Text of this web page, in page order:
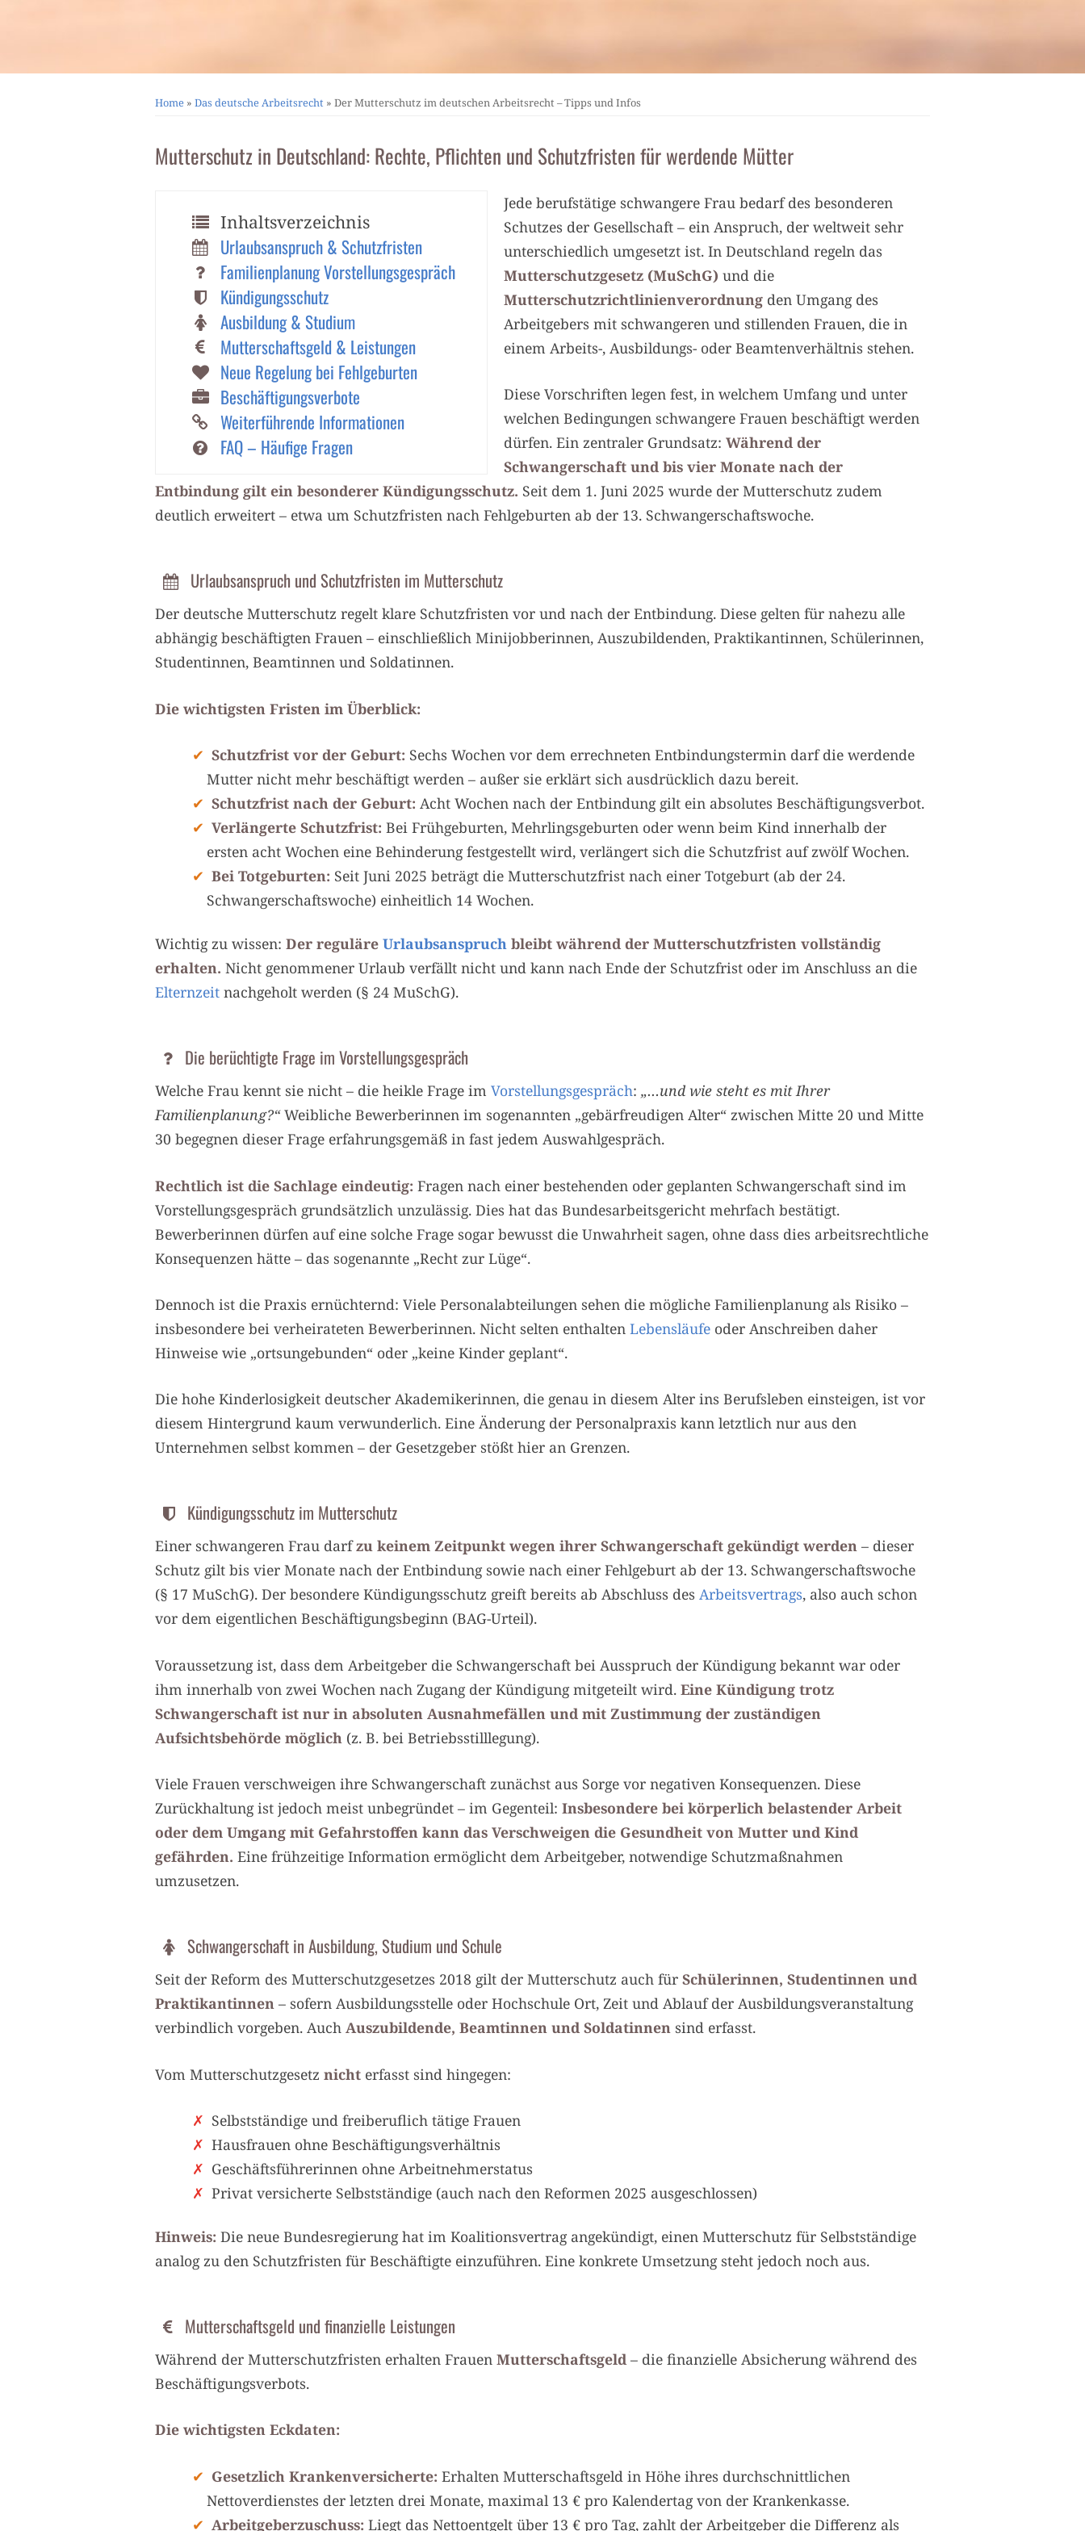
Home » Das deutsche Arbeitsrecht » Der Mutterschutz im deutschen Arbeitsrecht – Tipps und Infos
Mutterschutz in Deutschland: Rechte, Pflichten und Schutzfristen für werdende Mütter
Inhaltsverzeichnis
Urlaubsanspruch & Schutzfristen
Familienplanung Vorstellungsgespräch
Kündigungsschutz
Ausbildung & Studium
Mutterschaftsgeld & Leistungen
Neue Regelung bei Fehlgeburten
Beschäftigungsverbote
Weiterführende Informationen
FAQ – Häufige Fragen
Jede berufstätige schwangere Frau bedarf des besonderen
Schutzes der Gesellschaft – ein Anspruch, der weltweit sehr
unterschiedlich umgesetzt ist. In Deutschland regeln das
Mutterschutzgesetz (MuSchG) und die
Mutterschutzrichtlinienverordnung den Umgang des
Arbeitgebers mit schwangeren und stillenden Frauen, die in
einem Arbeits-, Ausbildungs- oder Beamtenverhältnis stehen.
Diese Vorschriften legen fest, in welchem Umfang und unter
welchen Bedingungen schwangere Frauen beschäftigt werden
dürfen. Ein zentraler Grundsatz: Während der
Schwangerschaft und bis vier Monate nach der
Entbindung gilt ein besonderer Kündigungsschutz. Seit dem 1. Juni 2025 wurde der Mutterschutz zudem
deutlich erweitert – etwa um Schutzfristen nach Fehlgeburten ab der 13. Schwangerschaftswoche.
Urlaubsanspruch und Schutzfristen im Mutterschutz
Der deutsche Mutterschutz regelt klare Schutzfristen vor und nach der Entbindung. Diese gelten für nahezu alle
abhängig beschäftigten Frauen – einschließlich Minijobberinnen, Auszubildenden, Praktikantinnen, Schülerinnen,
Studentinnen, Beamtinnen und Soldatinnen.
Die wichtigsten Fristen im Überblick:
Schutzfrist vor der Geburt: Sechs Wochen vor dem errechneten Entbindungstermin darf die werdende
Mutter nicht mehr beschäftigt werden – außer sie erklärt sich ausdrücklich dazu bereit.
Schutzfrist nach der Geburt: Acht Wochen nach der Entbindung gilt ein absolutes Beschäftigungsverbot.
Verlängerte Schutzfrist: Bei Frühgeburten, Mehrlingsgeburten oder wenn beim Kind innerhalb der
ersten acht Wochen eine Behinderung festgestellt wird, verlängert sich die Schutzfrist auf zwölf Wochen.
Bei Totgeburten: Seit Juni 2025 beträgt die Mutterschutzfrist nach einer Totgeburt (ab der 24.
Schwangerschaftswoche) einheitlich 14 Wochen.
Wichtig zu wissen: Der reguläre Urlaubsanspruch bleibt während der Mutterschutzfristen vollständig
erhalten. Nicht genommener Urlaub verfällt nicht und kann nach Ende der Schutzfrist oder im Anschluss an die
Elternzeit nachgeholt werden (§ 24 MuSchG).
Die berüchtigte Frage im Vorstellungsgespräch
Welche Frau kennt sie nicht – die heikle Frage im Vorstellungsgespräch: „…und wie steht es mit Ihrer
Familienplanung?“Weibliche Bewerberinnen im sogenannten „gebärfreudigen Alter“ zwischen Mitte 20 und Mitte
30 begegnen dieser Frage erfahrungsgemäß in fast jedem Auswahlgespräch.
Rechtlich ist die Sachlage eindeutig: Fragen nach einer bestehenden oder geplanten Schwangerschaft sind im
Vorstellungsgespräch grundsätzlich unzulässig. Dies hat das Bundesarbeitsgericht mehrfach bestätigt.
Bewerberinnen dürfen auf eine solche Frage sogar bewusst die Unwahrheit sagen, ohne dass dies arbeitsrechtliche
Konsequenzen hätte – das sogenannte „Recht zur Lüge“.
Dennoch ist die Praxis ernüchternd: Viele Personalabteilungen sehen die mögliche Familienplanung als Risiko –
insbesondere bei verheirateten Bewerberinnen. Nicht selten enthalten Lebensläufe oder Anschreiben daher
Hinweise wie „ortsungebunden“ oder „keine Kinder geplant“.
Die hohe Kinderlosigkeit deutscher Akademikerinnen, die genau in diesem Alter ins Berufsleben einsteigen, ist vor
diesem Hintergrund kaum verwunderlich. Eine Änderung der Personalpraxis kann letztlich nur aus den
Unternehmen selbst kommen – der Gesetzgeber stößt hier an Grenzen.
Kündigungsschutz im Mutterschutz
Einer schwangeren Frau darfzu keinem Zeitpunkt wegen ihrer Schwangerschaft gekündigt werden – dieser
Schutz gilt bis vier Monate nach der Entbindung sowie nach einer Fehlgeburt ab der 13. Schwangerschaftswoche
(§ 17 MuSchG). Der besondere Kündigungsschutz greift bereits ab Abschluss des Arbeitsvertrags, also auch schon
vor dem eigentlichen Beschäftigungsbeginn (BAG-Urteil).
Voraussetzung ist, dass dem Arbeitgeber die Schwangerschaft bei Ausspruch der Kündigung bekannt war oder
ihm innerhalb von zwei Wochen nach Zugang der Kündigung mitgeteilt wird. Eine Kündigung trotz
Schwangerschaft ist nur in absoluten Ausnahmefällen und mit Zustimmung der zuständigen
Aufsichtsbehörde möglich (z. B. bei Betriebsstilllegung).
Viele Frauen verschweigen ihre Schwangerschaft zunächst aus Sorge vor negativen Konsequenzen. Diese
Zurückhaltung ist jedoch meist unbegründet – im Gegenteil: Insbesondere bei körperlich belastender Arbeit
oder dem Umgang mit Gefahrstoffen kann das Verschweigen die Gesundheit von Mutter und Kind
gefährden. Eine frühzeitige Information ermöglicht dem Arbeitgeber, notwendige Schutzmaßnahmen
umzusetzen.
Schwangerschaft in Ausbildung, Studium und Schule
Seit der Reform des Mutterschutzgesetzes 2018 gilt der Mutterschutz auch für Schülerinnen, Studentinnen und
Praktikantinnen – sofern Ausbildungsstelle oder Hochschule Ort, Zeit und Ablauf der Ausbildungsveranstaltung
verbindlich vorgeben. Auch Auszubildende, Beamtinnen und Soldatinnen sind erfasst.
Vom Mutterschutzgesetz nicht erfasst sind hingegen:
Selbstständige und freiberuflich tätige Frauen
Hausfrauen ohne Beschäftigungsverhältnis
Geschäftsführerinnen ohne Arbeitnehmerstatus
Privat versicherte Selbstständige (auch nach den Reformen 2025 ausgeschlossen)
Hinweis: Die neue Bundesregierung hat im Koalitionsvertrag angekündigt, einen Mutterschutz für Selbstständige
analog zu den Schutzfristen für Beschäftigte einzuführen. Eine konkrete Umsetzung steht jedoch noch aus.
Mutterschaftsgeld und finanzielle Leistungen
Während der Mutterschutzfristen erhalten Frauen Mutterschaftsgeld – die finanzielle Absicherung während des
Beschäftigungsverbots.
Die wichtigsten Eckdaten:
Gesetzlich Krankenversicherte: Erhalten Mutterschaftsgeld in Höhe ihres durchschnittlichen
Nettoverdienstes der letzten drei Monate, maximal 13 € pro Kalendertag von der Krankenkasse.
Arbeitgeberzuschuss: Liegt das Nettoentgelt über 13 € pro Tag, zahlt der Arbeitgeber die Differenz als